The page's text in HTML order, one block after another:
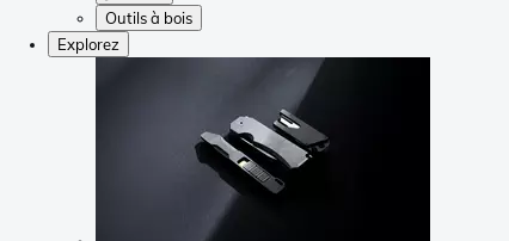
Outils à bois
Explorez